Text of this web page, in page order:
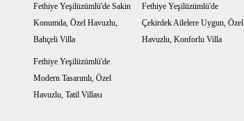
Fethiye Yeşilüzümlü'de Sakin
Konumda, Özel Havuzlu,
Bahçeli Villa
Fethiye Yeşilüzümlü'de
Çekirdek Ailelere Uygun, Özel
Havuzlu, Konforlu Villa
Fethiye Yeşilüzümlü'de
Modern Tasarımlı, Özel
Havuzlu, Tatil Villası